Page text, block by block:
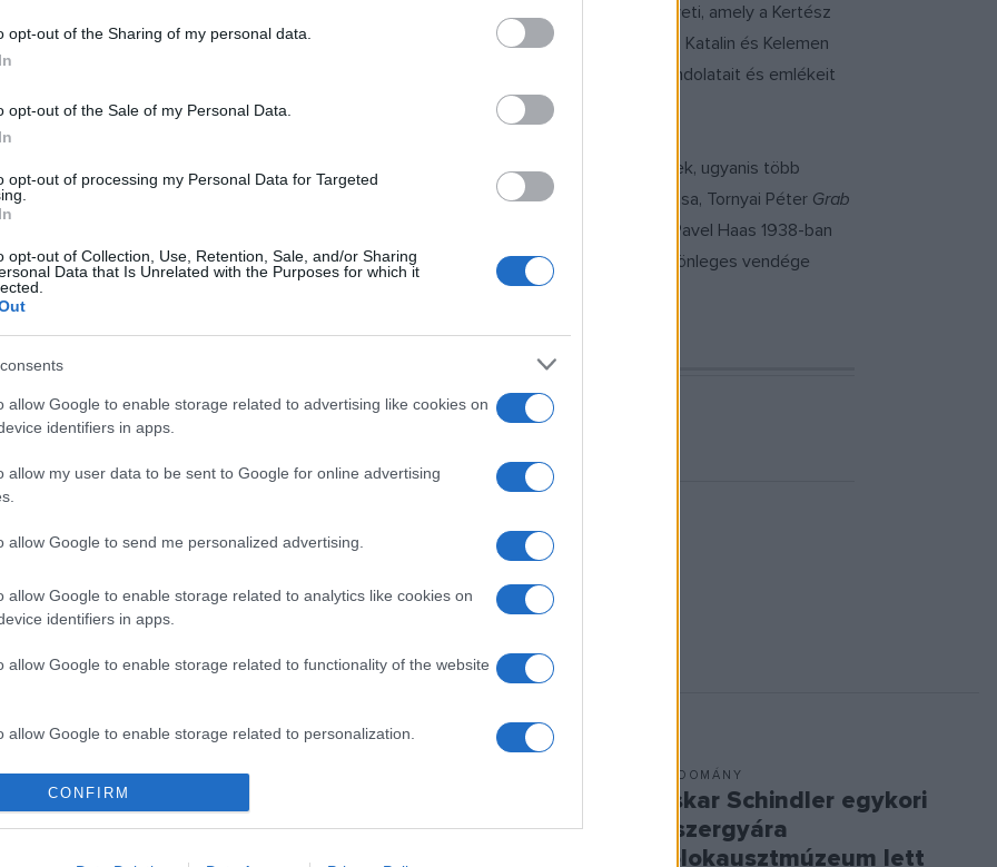
opt-out of the Sharing of my personal data.
opt-out of the Sale of my Personal Data.
opt-out of processing my Personal Data for Targeted
opt-out of Collection, Use, Retention, Sale, and/or Sharing
Data that Is Unrelated with the Purposes for which it
allow Google to enable storage related to advertising like cookies on
identifiers in apps.
allow my user data to be sent to Google for online advertising
allow Google to send me personalized advertising.
allow Google to enable storage related to analytics like cookies on
identifiers in apps.
allow Google to enable storage related to functionality of the website
allow Google to enable storage related to personalization.
allow Google to enable storage related to security, including
functionality and fraud prevention, and other user protection.
CONFIRM
Ezt 17 órától
címmel egy összművészeti előadás követi, amely a Kertész
Kertész Imre műve alapján Ugron Zsolna dramatizálta a szöveget, közreműködik Kokas Katalin és Kelemen
Eredics Salamon (harmonikán) és Eredics Dávid (klarinéton). Kertész Imre gondolatait és emlékeit
László szólaltatják meg.
által ihletett kompozíciók hangzanak el. Köztük ősbemutatókat is műsorra tűznek, ugyanis több
komponált új művet erre az alkalomra. Elhangzik Madarász IvánTalizmán című alkotása, Tornyai Péter Grab
az
. Az este során megszólal Pavel Haas 1938-ban
meg a közép-európai kulturális hagyományt és a kor sötét előérzetét. A koncert különleges vendége
össze a műveket.
HOLOKAUSZT PROGRAM
húzzák
szalonhangulat a Fesztivál
Akadémia Budapest téli
TUDOMÁNY
Oskar Schindler egykori
lőszergyára
holokausztmúzeum lett